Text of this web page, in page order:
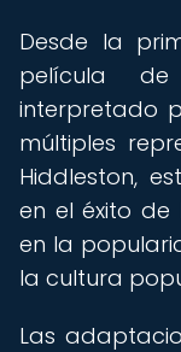
Desde la
película de
interpretado
múltiples
Hiddleston,
en el éxito de
en la
la cultura
Las